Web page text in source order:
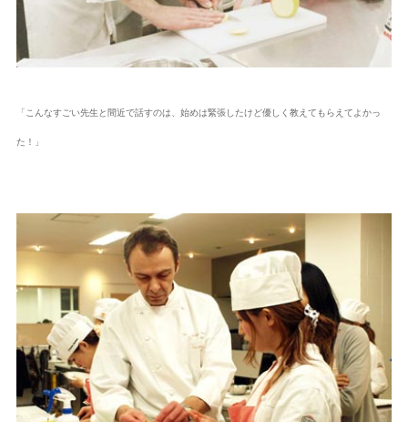
「こんなすごい先生と間近で話すのは、始めは緊張したけど優しく教えてもらえてよかっ
た！」